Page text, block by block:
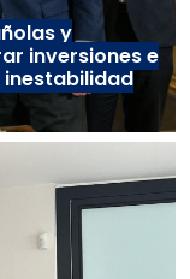
y
inversiones e
inestabilidad